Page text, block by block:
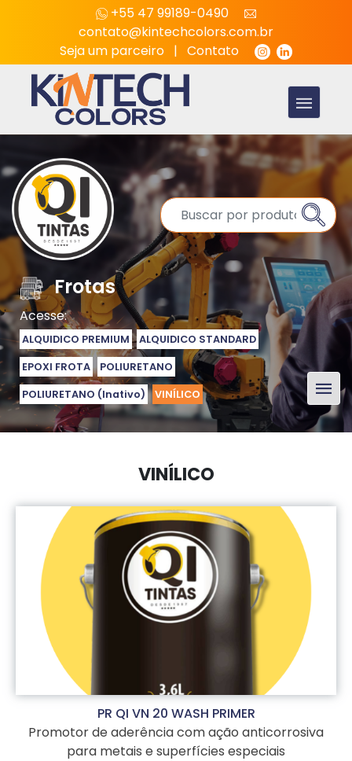
+55 47 99189-0490
contato@kintechcolors.com.br
Seja um parceiro | Contato
Frotas
Acesse:
ALQUIDICO PREMIUM ALQUIDICO STANDARD
EPOXI FROTA POLIURETANO
POLIURETANO (Inativo) VINÍLICO
VINÍLICO
PR QI VN 20 WASH PRIMER
Promotor de aderência com ação anticorrosiva
para metais e superfícies especiais